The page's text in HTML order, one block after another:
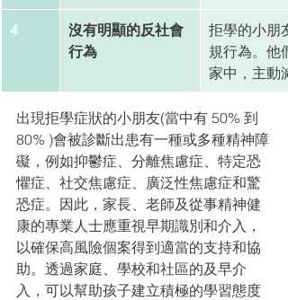
4
沒有明顯的反社會
行為
拒學的小朋
規行為。他
家中，主動
出現拒學症狀的小朋友(當中有 50% 到
80% )會被診斷出患有一種或多種精神障
礙，例如抑鬱症、分離焦慮症、特定恐
懼症、社交焦慮症、廣泛性焦慮症和驚
恐症。因此，家長、老師及從事精神健
康的專業人士應重視早期識別和介入，
以確保高風險個案得到適當的支持和協
助。透過家庭、學校和社區的及早介
入，可以幫助孩子建立積極的學習態度